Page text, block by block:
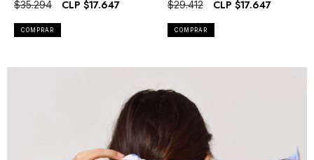
$35.294 CLP $17.647 $29.412 CLP $17.647
COMPRAR